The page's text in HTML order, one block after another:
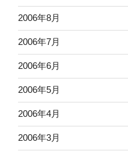
2006年8月
2006年7月
2006年6月
2006年5月
2006年4月
2006年3月